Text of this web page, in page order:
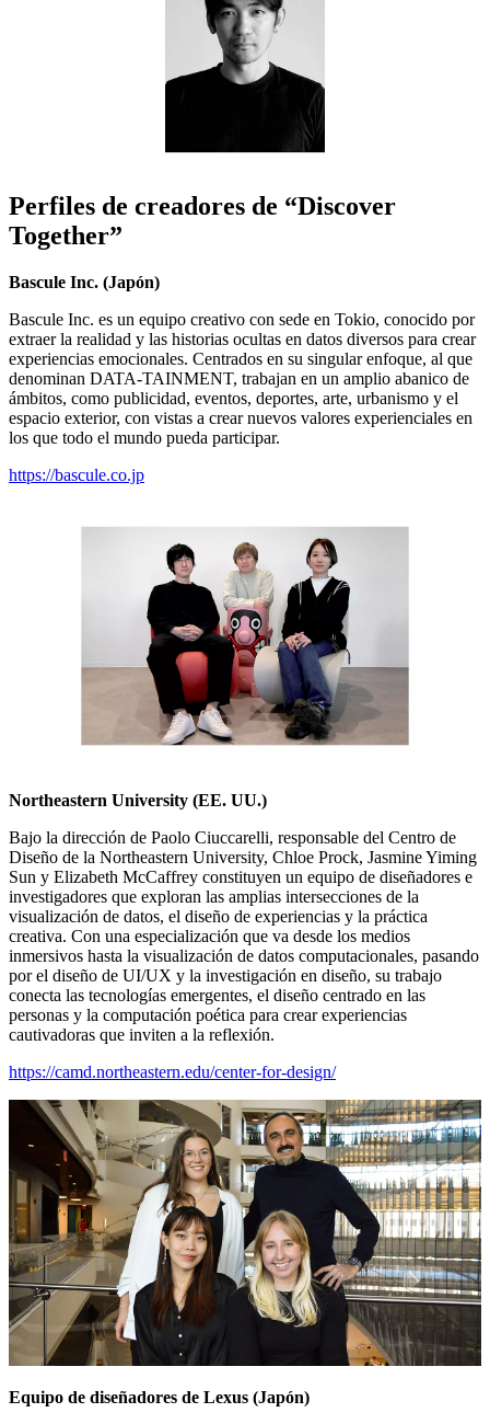
Perfiles de creadores de “Discover
Together”
Bascule Inc. (Japón)
Bascule Inc. es un equipo creativo con sede en Tokio, conocido por
extraer la realidad y las historias ocultas en datos diversos para crear
experiencias emocionales. Centrados en su singular enfoque, al que
denominan DATA-TAINMENT, trabajan en un amplio abanico de
ámbitos, como publicidad, eventos, deportes, arte, urbanismo y el
espacio exterior, con vistas a crear nuevos valores experienciales en
los que todo el mundo pueda participar.
https://bascule.co.jp
Northeastern University (EE. UU.)
Bajo la dirección de Paolo Ciuccarelli, responsable del Centro de
Diseño de la Northeastern University, Chloe Prock, Jasmine Yiming
Sun y Elizabeth McCaffrey constituyen un equipo de diseñadores e
investigadores que exploran las amplias intersecciones de la
visualización de datos, el diseño de experiencias y la práctica
creativa. Con una especialización que va desde los medios
inmersivos hasta la visualización de datos computacionales, pasando
por el diseño de UI/UX y la investigación en diseño, su trabajo
conecta las tecnologías emergentes, el diseño centrado en las
personas y la computación poética para crear experiencias
cautivadoras que inviten a la reflexión.
https://camd.northeastern.edu/center-for-design/
Equipo de diseñadores de Lexus (Japón)